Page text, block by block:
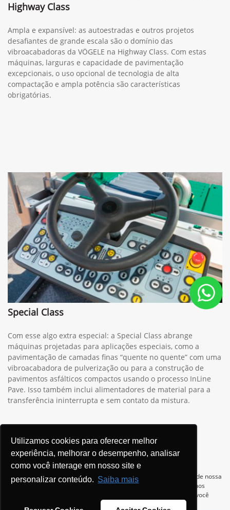
Utilizamos cookies para oferecer melhor
experiência, melhorar o desempenho, analisar
como você interage em nosso site e
personalizar conteúdo. Saiba mais
Highway Class
Ampla e expansível: as autoestradas e outros projetos
desafiantes de grande escala são o domínio das
vibroacabadoras da VÖGELE na Highway Class. Com estas
máquinas, larguras e capacidade de pavimentação
excepcionais, o uso opcional de tecnologia de alta
compactação e ampla potência são características
obrigatórias.
Special Class
Com esse algo extra especial: a Special Class abrange
máquinas projetadas para aplicações especiais, como a
pavimentação de camadas finas “quente no quente” com uma
vibroacabadora de pulverização ou para a construção de
pavimentos asfálticos compactos usando o processo InLine
Pave. Isso também inclui alimentadores de material para a
transferência ininterrupta e sem contato da mistura.
Ver telefones
Para otimizar sua experiência durante a navegação, fazemos uso de nossa
política de cookies e para proteger seus dados pessoais respeitamos
. Ao seguir com a navegação e visita você